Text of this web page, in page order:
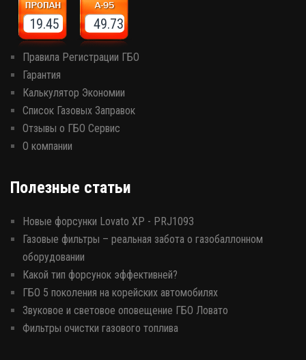
19.45 49.73
Правила Регистрации ГБО
Гарантия
Калькулятор Экономии
Список Газовых Заправок
Отзывы о ГБО Сервис
О компании
Полезные статьи
Новые форсунки Lovato XP - PRJ1093
Газовые фильтры – реальная забота о газобаллонном
оборудовании
Какой тип форсунок эффективней?
ГБО 5 поколения на корейских автомобилях
Звуковое и световое оповещение ГБО Ловато
Фильтры очистки газового топлива